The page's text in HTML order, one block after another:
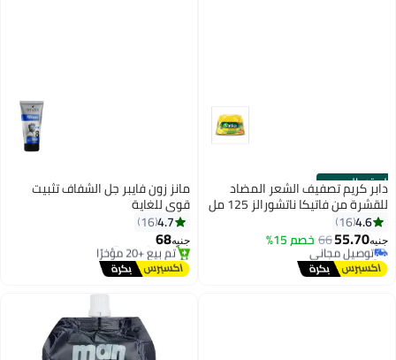
الستور الرسمي
دابر كريم تصفيف الشعر المضاد
للقشرة من فاتيكا ناتشورالز 125 مل
| ليمون، زيت شجرة الشاي واللوز مع
زيوت فاتيكا المغذية
4.6
16
جنيه55.70
66 خصم 15%توصيل مجاني
تم بيع +10 مؤخرًا
توصيل مجاني
مانز زون فايبر جل الشفاف تثبيت
قوي للغاية
4.7
16
جنيه68
#6 في لمعان وإشراق
توصيل مجاني
تم بيع +20 مؤخرًا
#6 في لمعان وإشراق